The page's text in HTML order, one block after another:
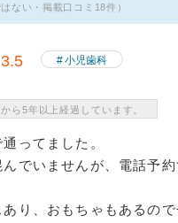
ない・掲載口コミ18件）
3.5 小児歯科
ら5年以上経過しています。
ってました。
でいませんが、電話予
あり、おもちゃもあるの